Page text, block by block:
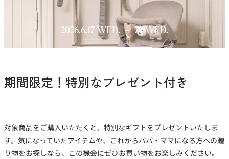
2026.6.17 WED. － 7.1 WED.
期間限定！特別なプレゼント付き
対象商品をご購入いただくと、特別なギフトをプレゼントいたしま
す。気になっていたアイテムや、これからパパ・ママになる方への贈
り物をお探しなら、この機会にぜひお買い物をお楽しみください。